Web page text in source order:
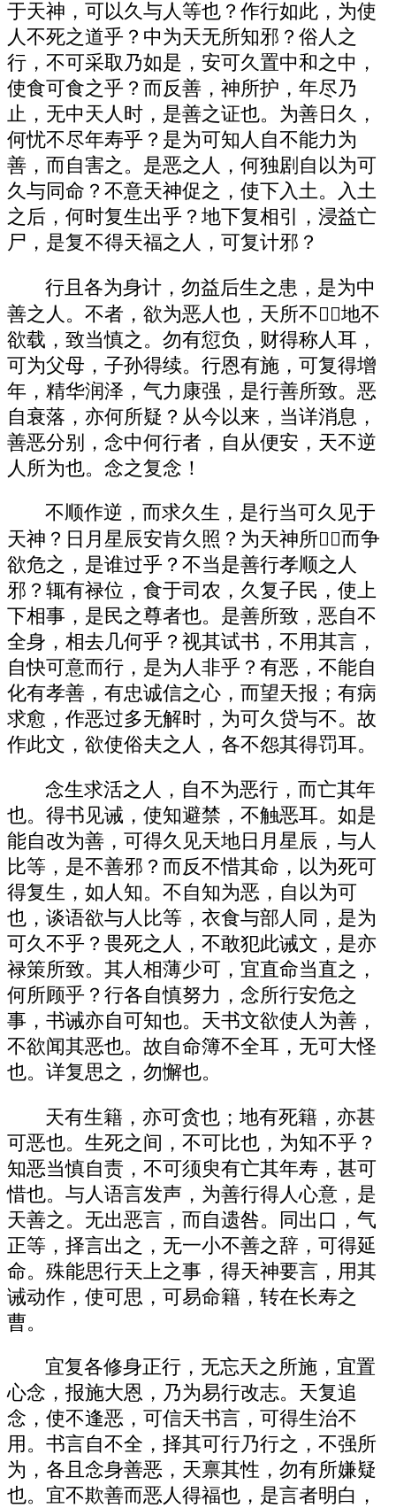
于天神，可以久与人等也？作行如此，为使
人不死之道乎？中为天无所知邪？俗人之
行，不可采取乃如是，安可久置中和之中，
使食可食之乎？而反善，神所护，年尽乃
止，无中天人时，是善之证也。为善日久，
何忧不尽年寿乎？是为可知人自不能力为
善，而自害之。是恶之人，何独剧自以为可
久与同命？不意天神促之，使下入土。入土
之后，何时复生出乎？地下复相引，浸益亡
尸，是复不得天福之人，可复计邪？
行且各为身计，勿益后生之患，是为中
善之人。不者，欲为恶人也，天所不，地不
欲载，致当慎之。勿有愆负，财得称人耳，
可为父母，子孙得续。行恩有施，可复得增
年，精华润泽，气力康强，是行善所致。恶
自衰落，亦何所疑？从今以来，当详消息，
善恶分别，念中何行者，自从便安，天不逆
人所为也。念之复念！
不顺作逆，而求久生，是行当可久见于
天神？日月星辰安肯久照？为天神所，而争
欲危之，是谁过乎？不当是善行孝顺之人
邪？辄有禄位，食于司农，久复子民，使上
下相事，是民之尊者也。是善所致，恶自不
全身，相去几何乎？视其试书，不用其言，
自快可意而行，是为人非乎？有恶，不能自
化有孝善，有忠诚信之心，而望天报；有病
求愈，作恶过多无解时，为可久贷与不。故
作此文，欲使俗夫之人，各不怨其得罚耳。
念生求活之人，自不为恶行，而亡其年
也。得书见诫，使知避禁，不触恶耳。如是
能自改为善，可得久见天地日月星辰，与人
比等，是不善邪？而反不惜其命，以为死可
得复生，如人知。不自知为恶，自以为可
也，谈语欲与人比等，衣食与部人同，是为
可久不乎？畏死之人，不敢犯此诫文，是亦
禄策所致。其人相薄少可，宜直命当直之，
何所顾乎？行各自慎努力，念所行安危之
事，书诫亦自可知也。天书文欲使人为善，
不欲闻其恶也。故自命簿不全耳，无可大怪
也。详复思之，勿懈也。
天有生籍，亦可贪也；地有死籍，亦甚
可恶也。生死之间，不可比也，为知不乎？
知恶当慎自责，不可须臾有亡其年寿，甚可
惜也。与人语言发声，为善行得人心意，是
天善之。无出恶言，而自遗咎。同出口，气
正等，择言出之，无一小不善之辞，可得延
命。殊能思行天上之事，得天神要言，用其
诫动作，使可思，可易命籍，转在长寿之
曹。
宜复各修身正行，无忘天之所施，宜置
心念，报施大恩，乃为易行改志。天复追
念，使不逢恶，可信天书言，可得生治不
用。书言自不全，择其可行乃行之，不强所
为，各且念身善恶，天禀其性，勿有所嫌疑
也。宜不欺善而恶人得福也，是言者明白，